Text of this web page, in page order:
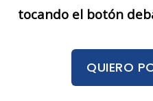
tocando el botón
QUIERO